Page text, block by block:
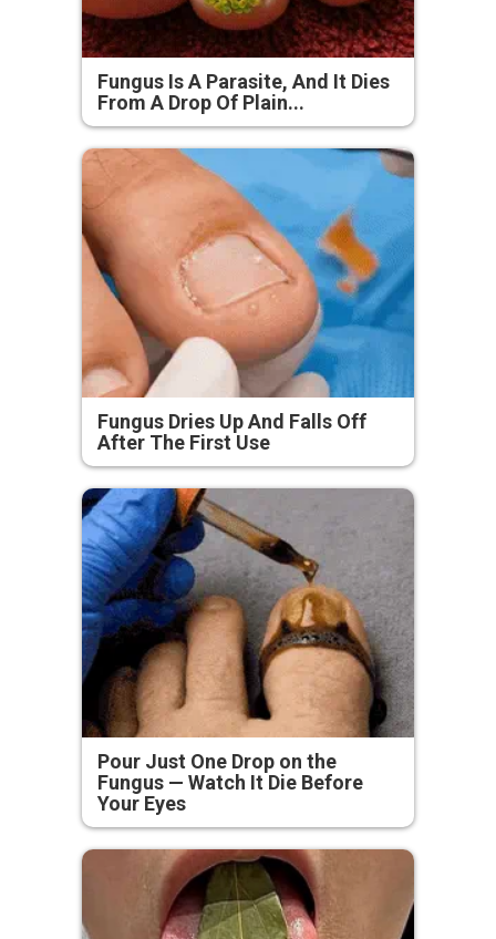
Fungus Is A Parasite, And It Dies
From A Drop Of Plain...
Fungus Dries Up And Falls Off
After The First Use
Pour Just One Drop on the
Fungus — Watch It Die Before
Your Eyes